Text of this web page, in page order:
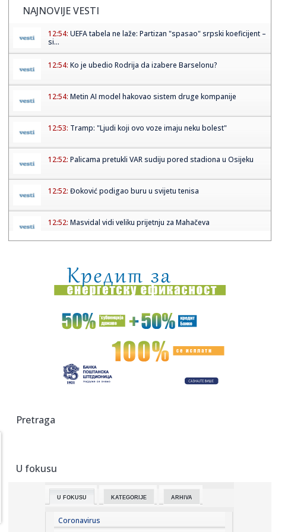
NAJNOVIJE VESTI
12:54: UEFA tabela ne laže: Partizan "spasao" srpski koeficijent –
si...
12:54: Ko je ubedio Rodrija da izabere Barselonu?
12:54: Metin AI model hakovao sistem druge kompanije
12:53: Tramp: "Ljudi koji ovo voze imaju neku bolest"
12:52: Palicama pretukli VAR sudiju pored stadiona u Osijeku
12:52: Đoković podigao buru u svijetu tenisa
12:52: Masvidal vidi veliku prijetnju za Mahačeva
12:52:NOVO POJAČANJE NA KROVU: Francuz predstavljen kao
novi fudbaler ...
12:51:Radi se od kuće i donosi dodatne prihode: Ovim poslom
se najvi...
Rusi rekli "da" Putinu
12:50:Pet čudnih automobila koji su mogli postati nešto sasvim
Gradskom trg...
12:48:
12:45: Produženo smanjenje akciza na gorivo
Pretraga
U fokusu
U FOKUSU KATEGORIJE ARHIVA
Coronavirus